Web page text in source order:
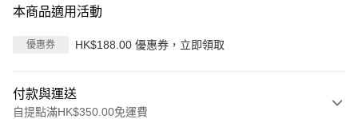
本商品適用活動
優惠券 HK$188.00 優惠券，立即領取
付款與運送
自提點滿HK$350.00免運費